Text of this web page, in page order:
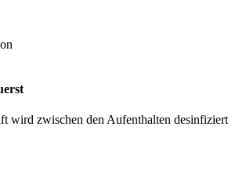
wird zwischen den Aufenthalten desinfiziert